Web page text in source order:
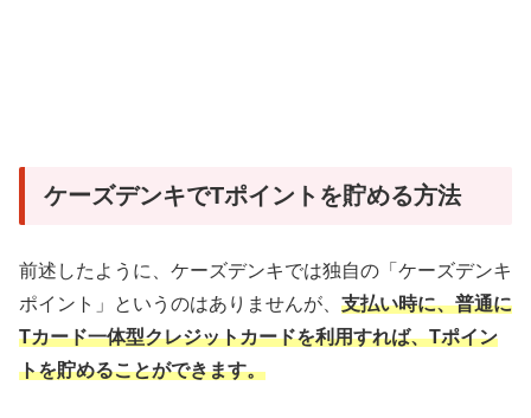
ケーズデンキでTポイントを貯める方法
前述したように、ケーズデンキでは独自の「ケーズデンキ
ポイント」というのはありませんが、 支払い時に、普通に
Tカード一体型クレジットカードを利用すれば、Tポイン
トを貯めることができます。